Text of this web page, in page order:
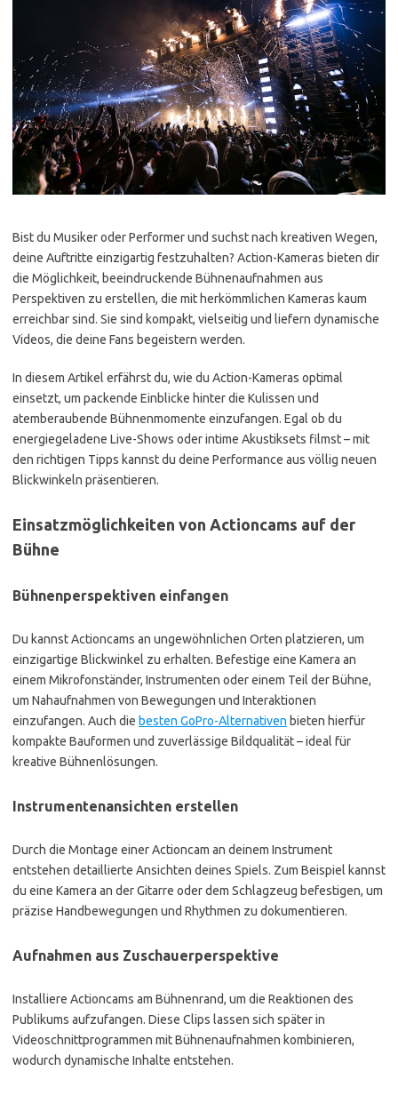
Bist du Musiker oder Performer und suchst nach kreativen Wegen,
deine Auftritte einzigartig festzuhalten? Action-Kameras bieten dir
die Möglichkeit, beeindruckende Bühnenaufnahmen aus
Perspektiven zu erstellen, die mit herkömmlichen Kameras kaum
erreichbar sind. Sie sind kompakt, vielseitig und liefern dynamische
Videos, die deine Fans begeistern werden.
In diesem Artikel erfährst du, wie du Action-Kameras optimal
einsetzt, um packende Einblicke hinter die Kulissen und
atemberaubende Bühnenmomente einzufangen. Egal ob du
energiegeladene Live-Shows oder intime Akustiksets filmst – mit
den richtigen Tipps kannst du deine Performance aus völlig neuen
Blickwinkeln präsentieren.
Einsatzmöglichkeiten von Actioncams auf der
Bühne
Bühnenperspektiven einfangen
Du kannst Actioncams an ungewöhnlichen Orten platzieren, um
einzigartige Blickwinkel zu erhalten. Befestige eine Kamera an
einem Mikrofonständer, Instrumenten oder einem Teil der Bühne,
um Nahaufnahmen von Bewegungen und Interaktionen
einzufangen. Auch die besten GoPro-Alternativen bieten hierfür
kompakte Bauformen und zuverlässige Bildqualität – ideal für
kreative Bühnenlösungen.
Instrumentenansichten erstellen
Durch die Montage einer Actioncam an deinem Instrument
entstehen detaillierte Ansichten deines Spiels. Zum Beispiel kannst
du eine Kamera an der Gitarre oder dem Schlagzeug befestigen, um
präzise Handbewegungen und Rhythmen zu dokumentieren.
Aufnahmen aus Zuschauerperspektive
Installiere Actioncams am Bühnenrand, um die Reaktionen des
Publikums aufzufangen. Diese Clips lassen sich später in
Videoschnittprogrammen mit Bühnenaufnahmen kombinieren,
wodurch dynamische Inhalte entstehen.